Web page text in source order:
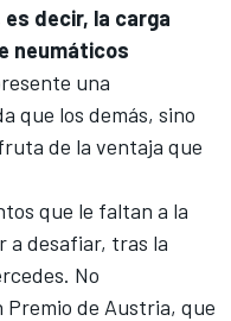
decir, la carga
neumáticos
una
que los demás, sino
de la ventaja que
que le faltan a la
a desafiar, tras la
. No
Premio de Austria, que